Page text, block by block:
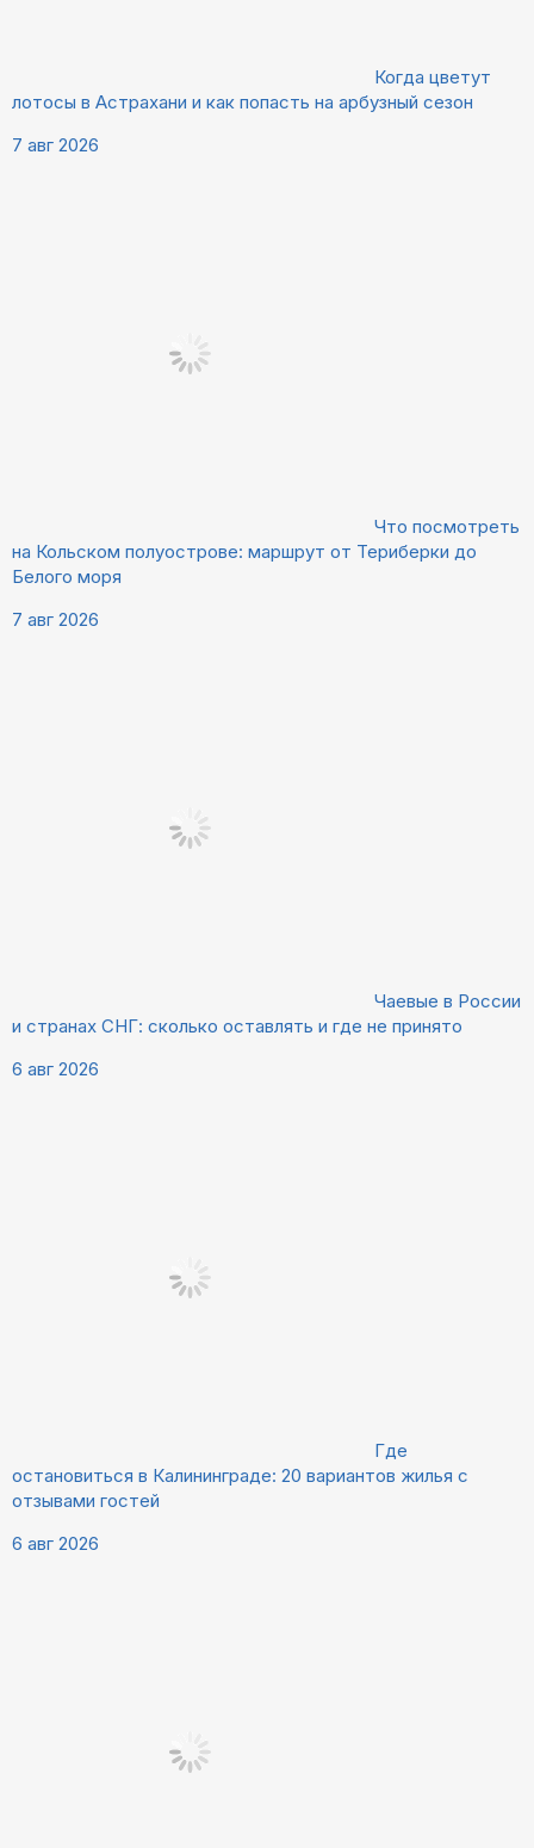
Когда цветут
лотосы в Астрахани и как попасть на арбузный сезон
7 авг 2026
Что посмотреть
на Кольском полуострове: маршрут от Териберки до
Белого моря
7 авг 2026
Чаевые в России
и странах СНГ: сколько оставлять и где не принято
6 авг 2026
Где
остановиться в Калининграде: 20 вариантов жилья с
отзывами гостей
6 авг 2026